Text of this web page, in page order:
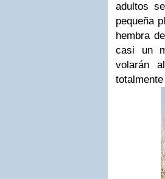
adultos
pequeña
hembra
casi un
volarán